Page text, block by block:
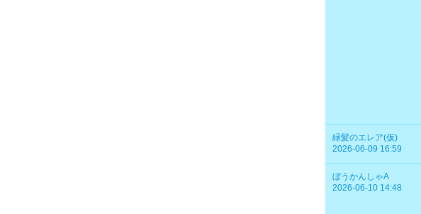
緑髪のエレア(仮)
2026-06-09 16:59
ぼうかんしゃA
2026-06-10 14:48